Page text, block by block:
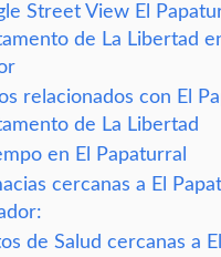
Street View El
de La Libertad
relacionados con El
de La Libertad
en El Papaturral
cercanas a El
de Salud cercanas a El